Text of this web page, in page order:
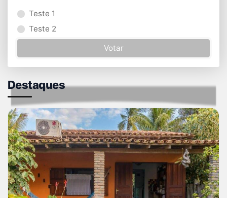
Teste 1
Teste 2
Votar
Destaques
Linda residencia bem localizada com 4 dormitórios